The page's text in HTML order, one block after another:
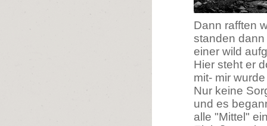
Dann rafften
standen
einer wild
Hier steht er
mit- mir
Nur keine
und es
alle "Mittel"